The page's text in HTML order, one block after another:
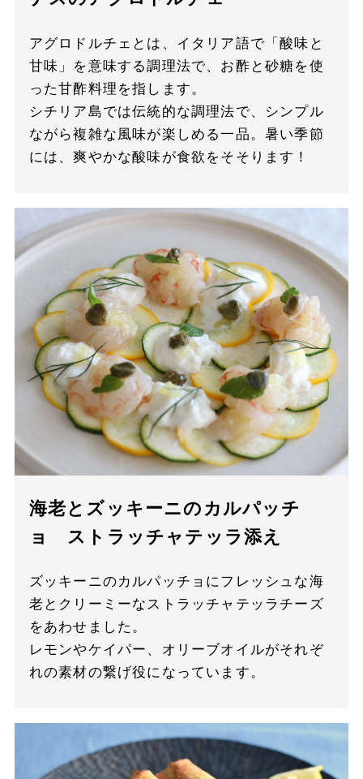
アグロドルチェとは、イタリア語で「酸味と
甘味」を意味する調理法で、お酢と砂糖を使
った甘酢料理を指します。
シチリア島では伝統的な調理法で、シンプル
ながら複雑な風味が楽しめる一品。暑い季節
には、爽やかな酸味が食欲をそそります！
海老とズッキーニのカルパッチ
ョ ストラッチャテッラ添え
ズッキーニのカルパッチョにフレッシュな海
老とクリーミーなストラッチャテッラチーズ
をあわせました。
レモンやケイパー、オリーブオイルがそれぞ
れの素材の繋げ役になっています。